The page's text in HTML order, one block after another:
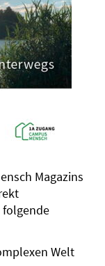
Magazins
Welt